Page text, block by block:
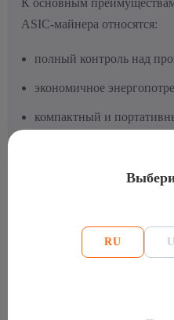
ASIC-майнера относятся:
полный контроль над
экономичное
компактный и
поддержка Wi-Fi;
Этот майнер является
кто хочет майнить в соло,
RU